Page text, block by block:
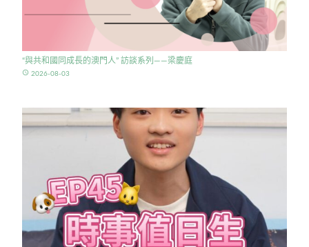
“與共和國同成長的澳門人” 訪談系列——梁慶庭
access_time 2026-08-03